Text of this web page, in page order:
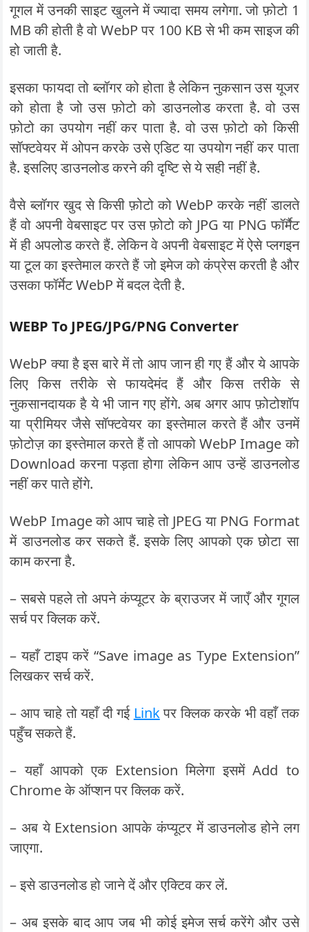
गूगल में उनकी साइट खुलने में ज्यादा समय लगेगा. जो फ़ोटो 1
MB की होती है वो WebP पर 100 KB से भी कम साइज की
हो जाती है.
इसका फायदा तो ब्लॉगर को होता है लेकिन नुकसान उस यूजर
को होता है जो उस फ़ोटो को डाउनलोड करता है. वो उस
फ़ोटो का उपयोग नहीं कर पाता है. वो उस फ़ोटो को किसी
सॉफ्टवेयर में ओपन करके उसे एडिट या उपयोग नहीं कर पाता
है. इसलिए डाउनलोड करने की दृष्टि से ये सही नहीं है.
वैसे ब्लॉगर खुद से किसी फ़ोटो को WebP करके नहीं डालते
हैं वो अपनी वेबसाइट पर उस फ़ोटो को JPG या PNG फॉर्मैट
में ही अपलोड करते हैं. लेकिन वे अपनी वेबसाइट में ऐसे प्लगइन
या टूल का इस्तेमाल करते हैं जो इमेज को कंप्रेस करती है और
उसका फॉर्मेट WebP में बदल देती है.
WEBP To JPEG/JPG/PNG Converter
WebP क्या है इस बारे में तो आप जान ही गए हैं और ये आपके
लिए किस तरीके से फायदेमंद हैं और किस तरीके से
नुकसानदायक है ये भी जान गए होंगे. अब अगर आप फ़ोटोशॉप
या प्रीमियर जैसे सॉफ्टवेयर का इस्तेमाल करते हैं और उनमें
फ़ोटोज़ का इस्तेमाल करते हैं तो आपको WebP Image को
Download करना पड़ता होगा लेकिन आप उन्हें डाउनलोड
नहीं कर पाते होंगे.
WebP Image को आप चाहे तो JPEG या PNG Format
में डाउनलोड कर सकते हैं. इसके लिए आपको एक छोटा सा
काम करना है.
– सबसे पहले तो अपने कंप्यूटर के ब्राउजर में जाएँ और गूगल
सर्च पर क्लिक करें.
– यहाँ टाइप करें “Save image as Type Extension”
लिखकर सर्च करें.
– आप चाहे तो यहाँ दी गई Linkपर क्लिक करके भी वहाँ तक
पहुँच सकते हैं.
– यहाँ आपको एक Extension मिलेगा इसमें Add to
Chrome के ऑप्शन पर क्लिक करें.
– अब ये Extension आपके कंप्यूटर में डाउनलोड होने लग
जाएगा.
– इसे डाउनलोड हो जाने दें और एक्टिव कर लें.
– अब इसके बाद आप जब भी कोई इमेज सर्च करेंगे और उसे